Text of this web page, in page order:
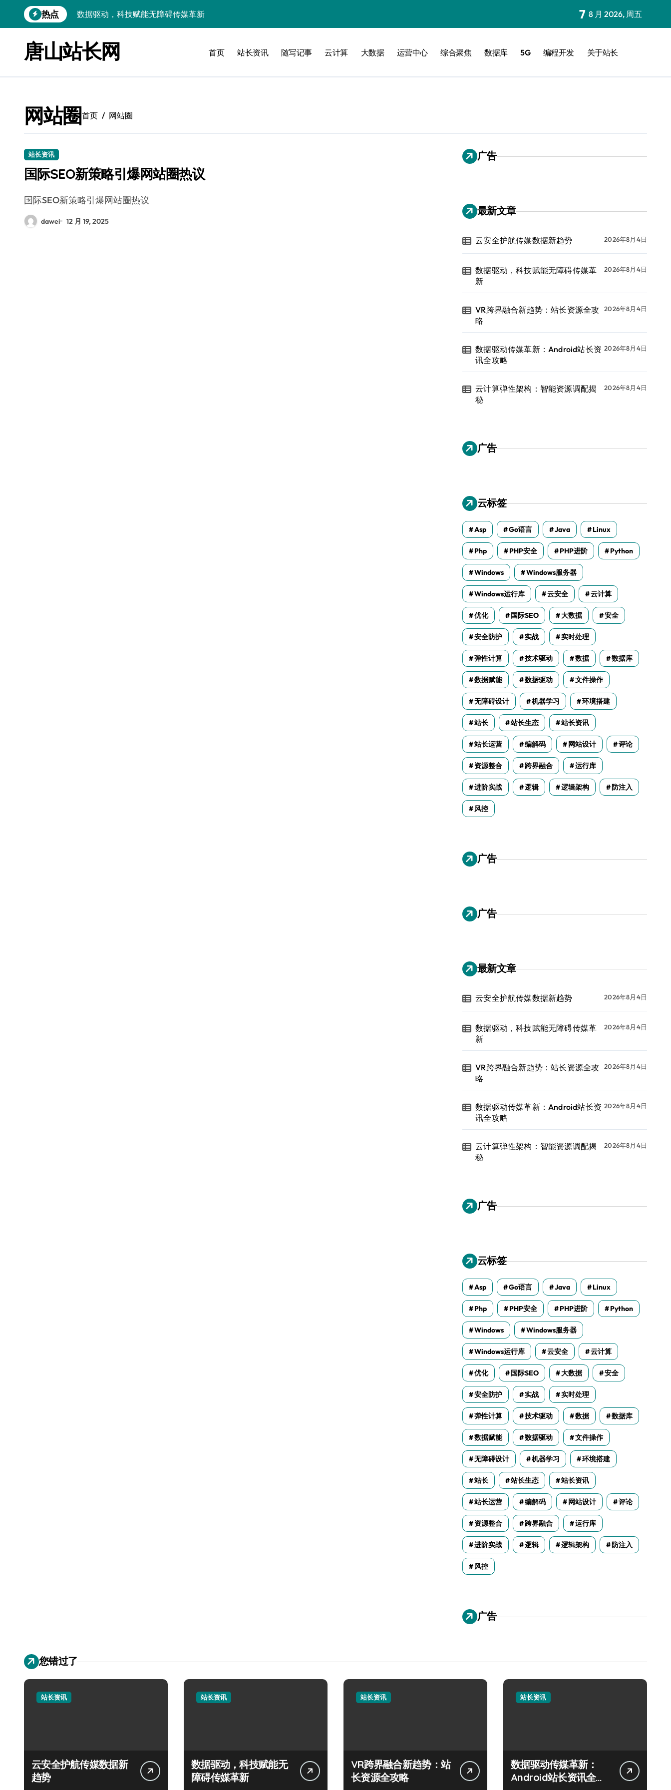
到
热点
数据驱动，科技赋能无障碍传媒革新
数据驱动传媒革新：Android站长资讯全攻略
云计算弹性架构：智能资源调配揭秘
弹性计算架构下云客户端优化实践
数据驱动下的传媒生态量子跃迁
数据驱动创新：科技赋能传媒增长
云安全护航传媒数据新趋势
7 8 月 2026, 周五
唐山站长网 首页 站长资讯 随写记事 云计算 大数据 运营中心 综合聚焦 数据库 5G 编程开发 关于站长
网站圈 首页 网站圈
站长资讯
国际SEO新策略引爆网站圈热议
国际SEO新策略引爆网站圈热议
dawei 12 月 19, 2025
广告
最新文章
云安全护航传媒数据新趋势 2026年8月4日
数据驱动，科技赋能无障碍传媒革
新
2026年8月4日
VR跨界融合新趋势：站长资源全攻
略
2026年8月4日
数据驱动传媒革新：Android站长资
讯全攻略
2026年8月4日
云计算弹性架构：智能资源调配揭
秘
2026年8月4日
广告
云标签
Asp Go语言 Java Linux
Php PHP安全 PHP进阶 Python
Windows Windows服务器
Windows运行库 云安全 云计算
优化 国际SEO 大数据 安全
安全防护 实战 实时处理
弹性计算 技术驱动 数据 数据库
数据赋能 数据驱动 文件操作
无障碍设计 机器学习 环境搭建
站长 站长生态 站长资讯
站长运营 编解码 网站设计 评论
资源整合 跨界融合 运行库
进阶实战 逻辑 逻辑架构 防注入
风控
广告
广告
最新文章
云安全护航传媒数据新趋势 2026年8月4日
数据驱动，科技赋能无障碍传媒革
新
2026年8月4日
VR跨界融合新趋势：站长资源全攻
略
2026年8月4日
数据驱动传媒革新：Android站长资
讯全攻略
2026年8月4日
云计算弹性架构：智能资源调配揭
秘
2026年8月4日
广告
云标签
Asp Go语言 Java Linux
Php PHP安全 PHP进阶 Python
Windows Windows服务器
Windows运行库 云安全 云计算
优化 国际SEO 大数据 安全
安全防护 实战 实时处理
弹性计算 技术驱动 数据 数据库
数据赋能 数据驱动 文件操作
无障碍设计 机器学习 环境搭建
站长 站长生态 站长资讯
站长运营 编解码 网站设计 评论
资源整合 跨界融合 运行库
进阶实战 逻辑 逻辑架构 防注入
风控
广告
您错过了
站长资讯
云安全护航传媒数据新
趋势
站长资讯
数据驱动，科技赋能无
障碍传媒革新
站长资讯
VR跨界融合新趋势：站
长资源全攻略
站长资讯
数据驱动传媒革新：
Android站长资讯全攻